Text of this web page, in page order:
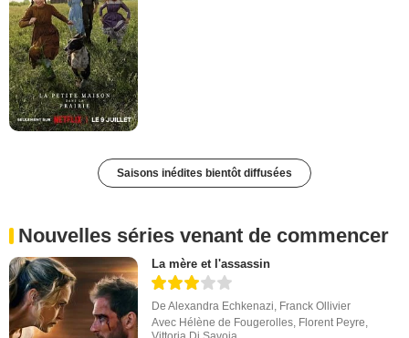
Saisons inédites bientôt diffusées
Nouvelles séries venant de commencer
La mère et l'assassin
DeAlexandra Echkenazi Franck Ollivier
Avec Hélène de Fougerolles Florent Peyre